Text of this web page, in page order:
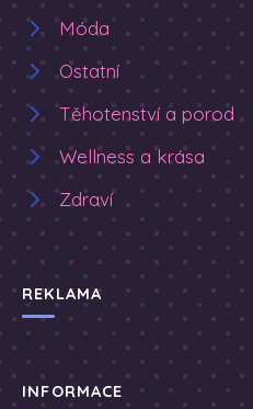
Móda
Ostatní
Těhotenství a porod
Wellness a krása
Zdraví
REKLAMA
INFORMACE